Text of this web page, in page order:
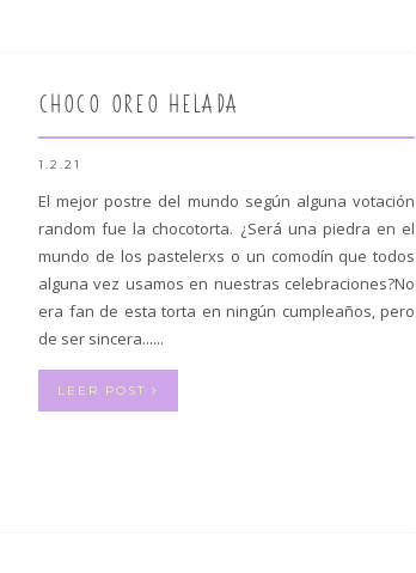
CHOCO OREO HELADA
1.2.21
El mejor postre del mundo según alguna votación
random fue la chocotorta. ¿Será una piedra en el
mundo de los pastelerxs o un comodín que todos
alguna vez usamos en nuestras celebraciones?No
era fan de esta torta en ningún cumpleaños, pero
de ser sincera......
LEER POST